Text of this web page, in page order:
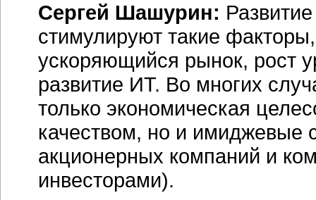
Сергей Шашурин:
стимулируют такие
ускоряющийся рынок, рост
развитие ИТ. Во многих
только экономическая
качеством, но и имиджевые
акционерных компаний и
инвесторами).